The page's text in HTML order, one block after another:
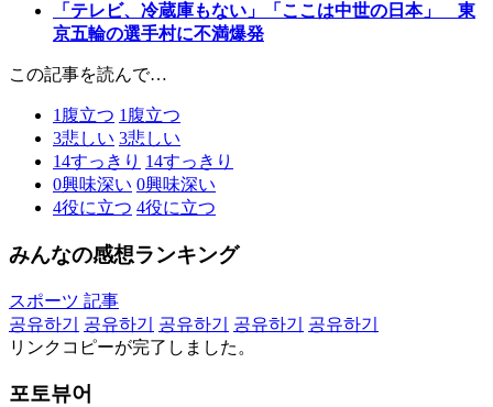
「テレビ、冷蔵庫もない」「ここは中世の日本」 東
京五輪の選手村に不満爆発
この記事を読んで…
1 腹立つ 1 腹立つ
3悲しい 3悲しい
14すっきり 14すっきり
0興味深い 0興味深い
4役に立つ 4役に立つ
みんなの感想ランキング
スポーツ 記事
공유하기
공유하기 공유하기 공유하기
공유하기
リンクコピーが完了しました。
포토뷰어